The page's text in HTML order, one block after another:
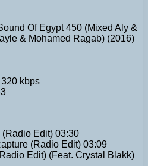
Of Egypt 450 (Mixed Aly &
& Mohamed Ragab) (2016)
kbps
Edit) 03:30
(Radio Edit) 03:09
Edit) (Feat. Crystal Blakk)